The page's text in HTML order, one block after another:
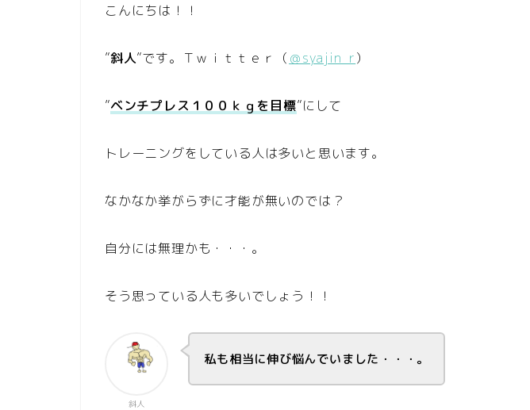
こんにちは！！
”斜人”です。Ｔｗｉｔｔｅｒ（ ＠syajin_r）
”ベンチプレス１００ｋｇを目標”にして
トレーニングをしている人は多いと思います。
なかなか挙がらずに才能が無いのでは？
自分には無理かも・・・。
そう思っている人も多いでしょう！！
斜人
私も相当に伸び悩んでいました・・・。